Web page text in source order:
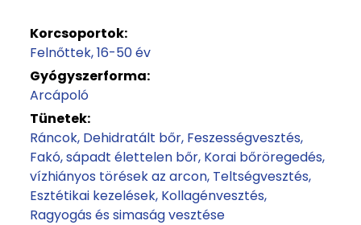
Korcsoportok:
Felnőttek 16-50 év
Gyógyszerforma:
Arcápoló
Tünetek:
Ráncok Dehidratált bőr Feszességvesztés
Fakó, sápadt élettelen bőr Korai bőröregedés,
vízhiányos törések az arcon Teltségvesztés
Esztétikai kezelések Kollagénvesztés
Ragyogás és simaság vesztése